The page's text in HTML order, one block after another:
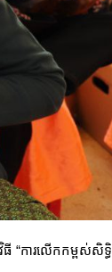
“ការលើកកម្ពស់សិទ្ធិ